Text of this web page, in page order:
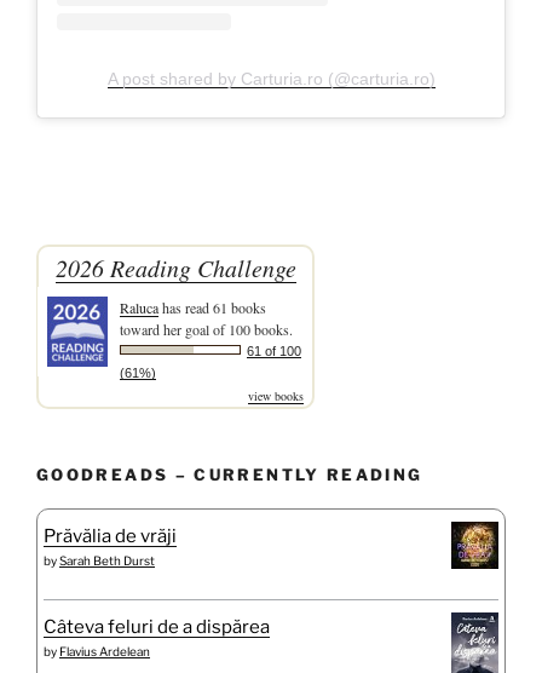
A post shared by Carturia.ro (@carturia.ro)
2026 Reading Challenge
Ralucahas read 61 books
toward her goal of 100 books.
61 of 100
(61%)
view books
GOODREADS – CURRENTLY READING
Prăvălia de vrăji
bySarah Beth Durst
Câteva feluri de a dispărea
by Flavius Ardelean